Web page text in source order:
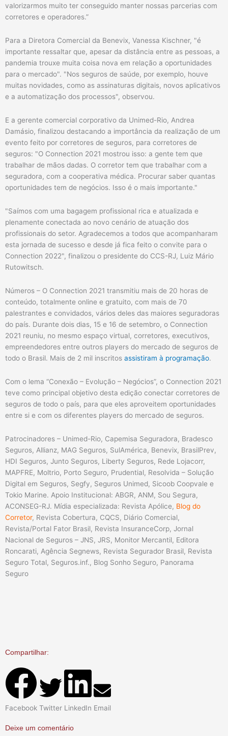
valorizarmos muito ter conseguido manter nossas parcerias com
corretores e operadores.”
Para a Diretora Comercial da Benevix, Vanessa Kischner, "é
importante ressaltar que, apesar da distância entre as pessoas, a
pandemia trouxe muita coisa nova em relação a oportunidades
para o mercado". "Nos seguros de saúde, por exemplo, houve
muitas novidades, como as assinaturas digitais, novos aplicativos
e a automatização dos processos", observou.
E a gerente comercial corporativo da Unimed-Rio, Andrea
Damásio, finalizou destacando a importância da realização de um
evento feito por corretores de seguros, para corretores de
seguros: "O Connection 2021 mostrou isso: a gente tem que
trabalhar de mãos dadas. O corretor tem que trabalhar com a
seguradora, com a cooperativa médica. Procurar saber quantas
oportunidades tem de negócios. Isso é o mais importante."
"Saímos com uma bagagem profissional rica e atualizada e
plenamente conectada ao novo cenário de atuação dos
profissionais do setor. Agradecemos a todos que acompanharam
esta jornada de sucesso e desde já fica feito o convite para o
Connection 2022", finalizou o presidente do CCS-RJ, Luiz Mário
Rutowitsch.
Números – O Connection 2021 transmitiu mais de 20 horas de
conteúdo, totalmente online e gratuito, com mais de 70
palestrantes e convidados, vários deles das maiores seguradoras
do país. Durante dois dias, 15 e 16 de setembro, o Connection
2021 reuniu, no mesmo espaço virtual, corretores, executivos,
empreendedores entre outros players do mercado de seguros de
todo o Brasil. Mais de 2 mil inscritos assistiram à programação.
Com o lema “Conexão – Evolução – Negócios”, o Connection 2021
teve como principal objetivo desta edição conectar corretores de
seguros de todo o país, para que eles aproveitem oportunidades
entre si e com os diferentes players do mercado de seguros.
Patrocinadores – Unimed-Rio, Capemisa Seguradora, Bradesco
Seguros, Allianz, MAG Seguros, SulAmérica, Benevix, BrasilPrev,
HDI Seguros, Junto Seguros, Liberty Seguros, Rede Lojacorr,
MAPFRE, Moltrio, Porto Seguro, Prudential, Resolvida – Solução
Digital em Seguros, Segfy, Seguros Unimed, Sicoob Coopvale e
Tokio Marine. Apoio Institucional: ABGR, ANM, Sou Segura,
ACONSEG-RJ. Mídia especializada: Revista Apólice, Blog do
Corretor, Revista Cobertura, CQCS, Diário Comercial,
Revista/Portal Fator Brasil, Revista InsuranceCorp, Jornal
Nacional de Seguros – JNS, JRS, Monitor Mercantil, Editora
Roncarati, Agência Segnews, Revista Segurador Brasil, Revista
Seguro Total, Seguros.inf., Blog Sonho Seguro, Panorama
Seguro
Compartilhar:
Facebook Twitter LinkedIn Email
Deixe um comentário